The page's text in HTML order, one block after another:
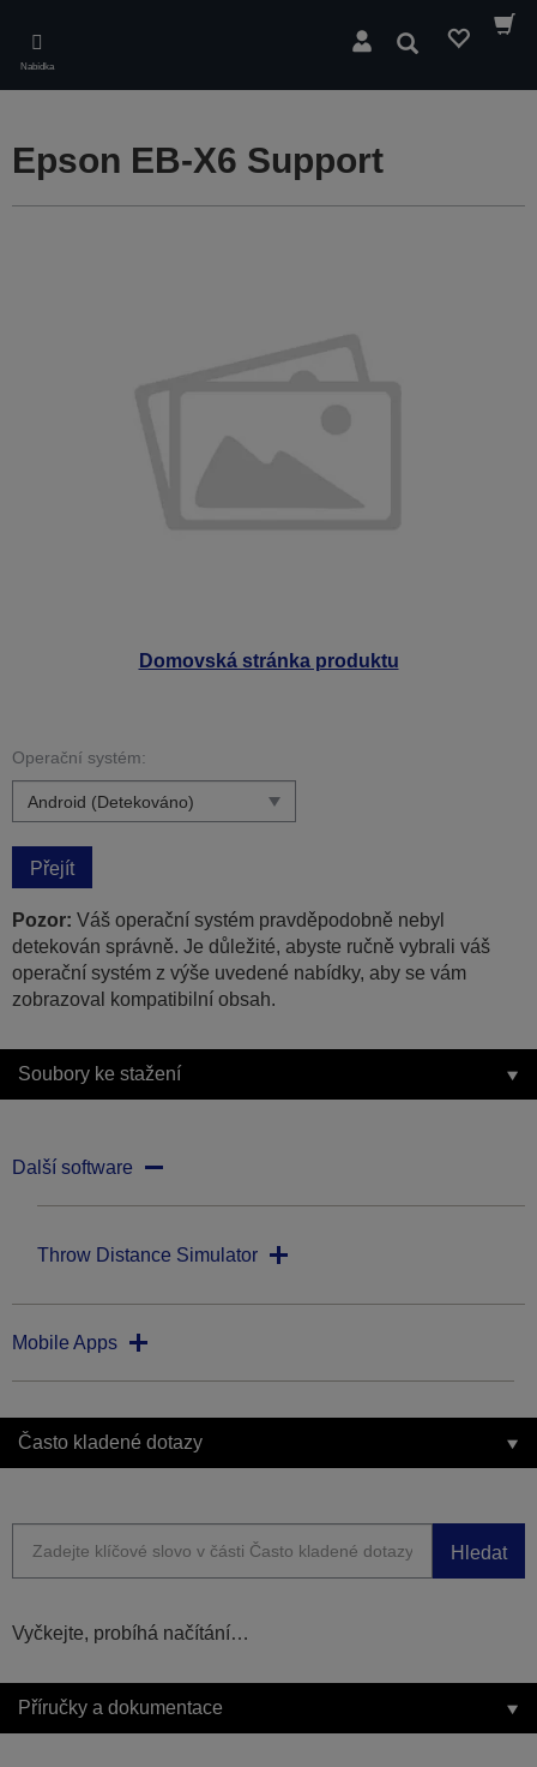
main
content
Nabídka
Hledat
Domovská stránka produktu
Epson EB-X6 Support
Operační systém:
Přejít
Pozor: Váš operační systém pravděpodobně nebyl
detekován správně. Je důležité, abyste ručně vybrali váš
operační systém z výše uvedené nabídky, aby se vám
zobrazoval kompatibilní obsah.
Soubory ke stažení
Další software
Throw Distance Simulator
Mobile Apps
Často kladené dotazy
Hledat
Vyčkejte, probíhá načítání…
Příručky a dokumentace